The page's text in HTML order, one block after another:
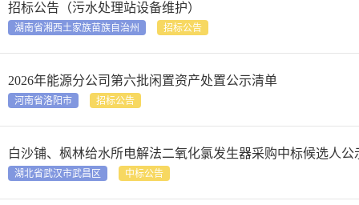
招标公告（污水处理站设备维护）
湖南省湘西土家族苗族自治州 招标公告
2026年能源分公司第六批闲置资产处置公示清单
河南省洛阳市 招标公告
白沙铺、枫林给水所电解法二氧化氯发生器采购中标候选人公
湖北省武汉市武昌区 中标公告